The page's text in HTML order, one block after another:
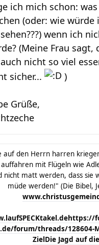
ich mich schon:
(oder: wie würde
wenn ich
(Meine Frau sagt,
nicht so viel
sicher...
)
Grüße,
auf den Herrn harren
mit Flügeln wie
nicht matt werden, dass sie
müde werden!" (Die Bibel,
https://
forum/threads/128604-
Ziel Die Jagd auf